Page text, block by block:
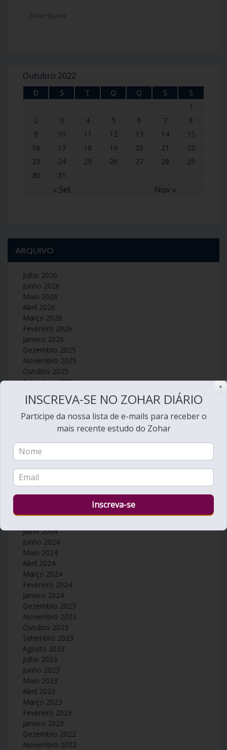
Zohar Sparks
Outubro 2022
D S T Q Q S S
« Set Nov »
1
2
3 4 5 6 7
8
9
10 11 12 13 14
15
16
17 18 19 20 21
22
23
24 25 26 27 28
29
30
31
ARQUIVO
Julho 2026
Junho 2026
Maio 2026
Abril 2026
Março 2026
Fevereiro 2026
Janeiro 2026
Dezembro 2025
Novembro 2025
Outubro 2025
Setembro 2025
Julho 2025
Junho 2025
Maio 2025
Março 2025
Fevereiro 2025
Janeiro 2025
Dezembro 2024
Novembro 2024
Julho 2024
Junho 2024
Maio 2024
Abril 2024
Março 2024
Fevereiro 2024
Janeiro 2024
Dezembro 2023
Novembro 2023
Outubro 2023
Setembro 2023
Agosto 2023
Julho 2023
Junho 2023
Maio 2023
Abril 2023
Março 2023
Fevereiro 2023
Janeiro 2023
Dezembro 2022
Novembro 2022
✕
INSCREVA-SE NO ZOHAR DIÁRIO
Participe da nossa lista de e-mails para receber o
mais recente estudo do Zohar